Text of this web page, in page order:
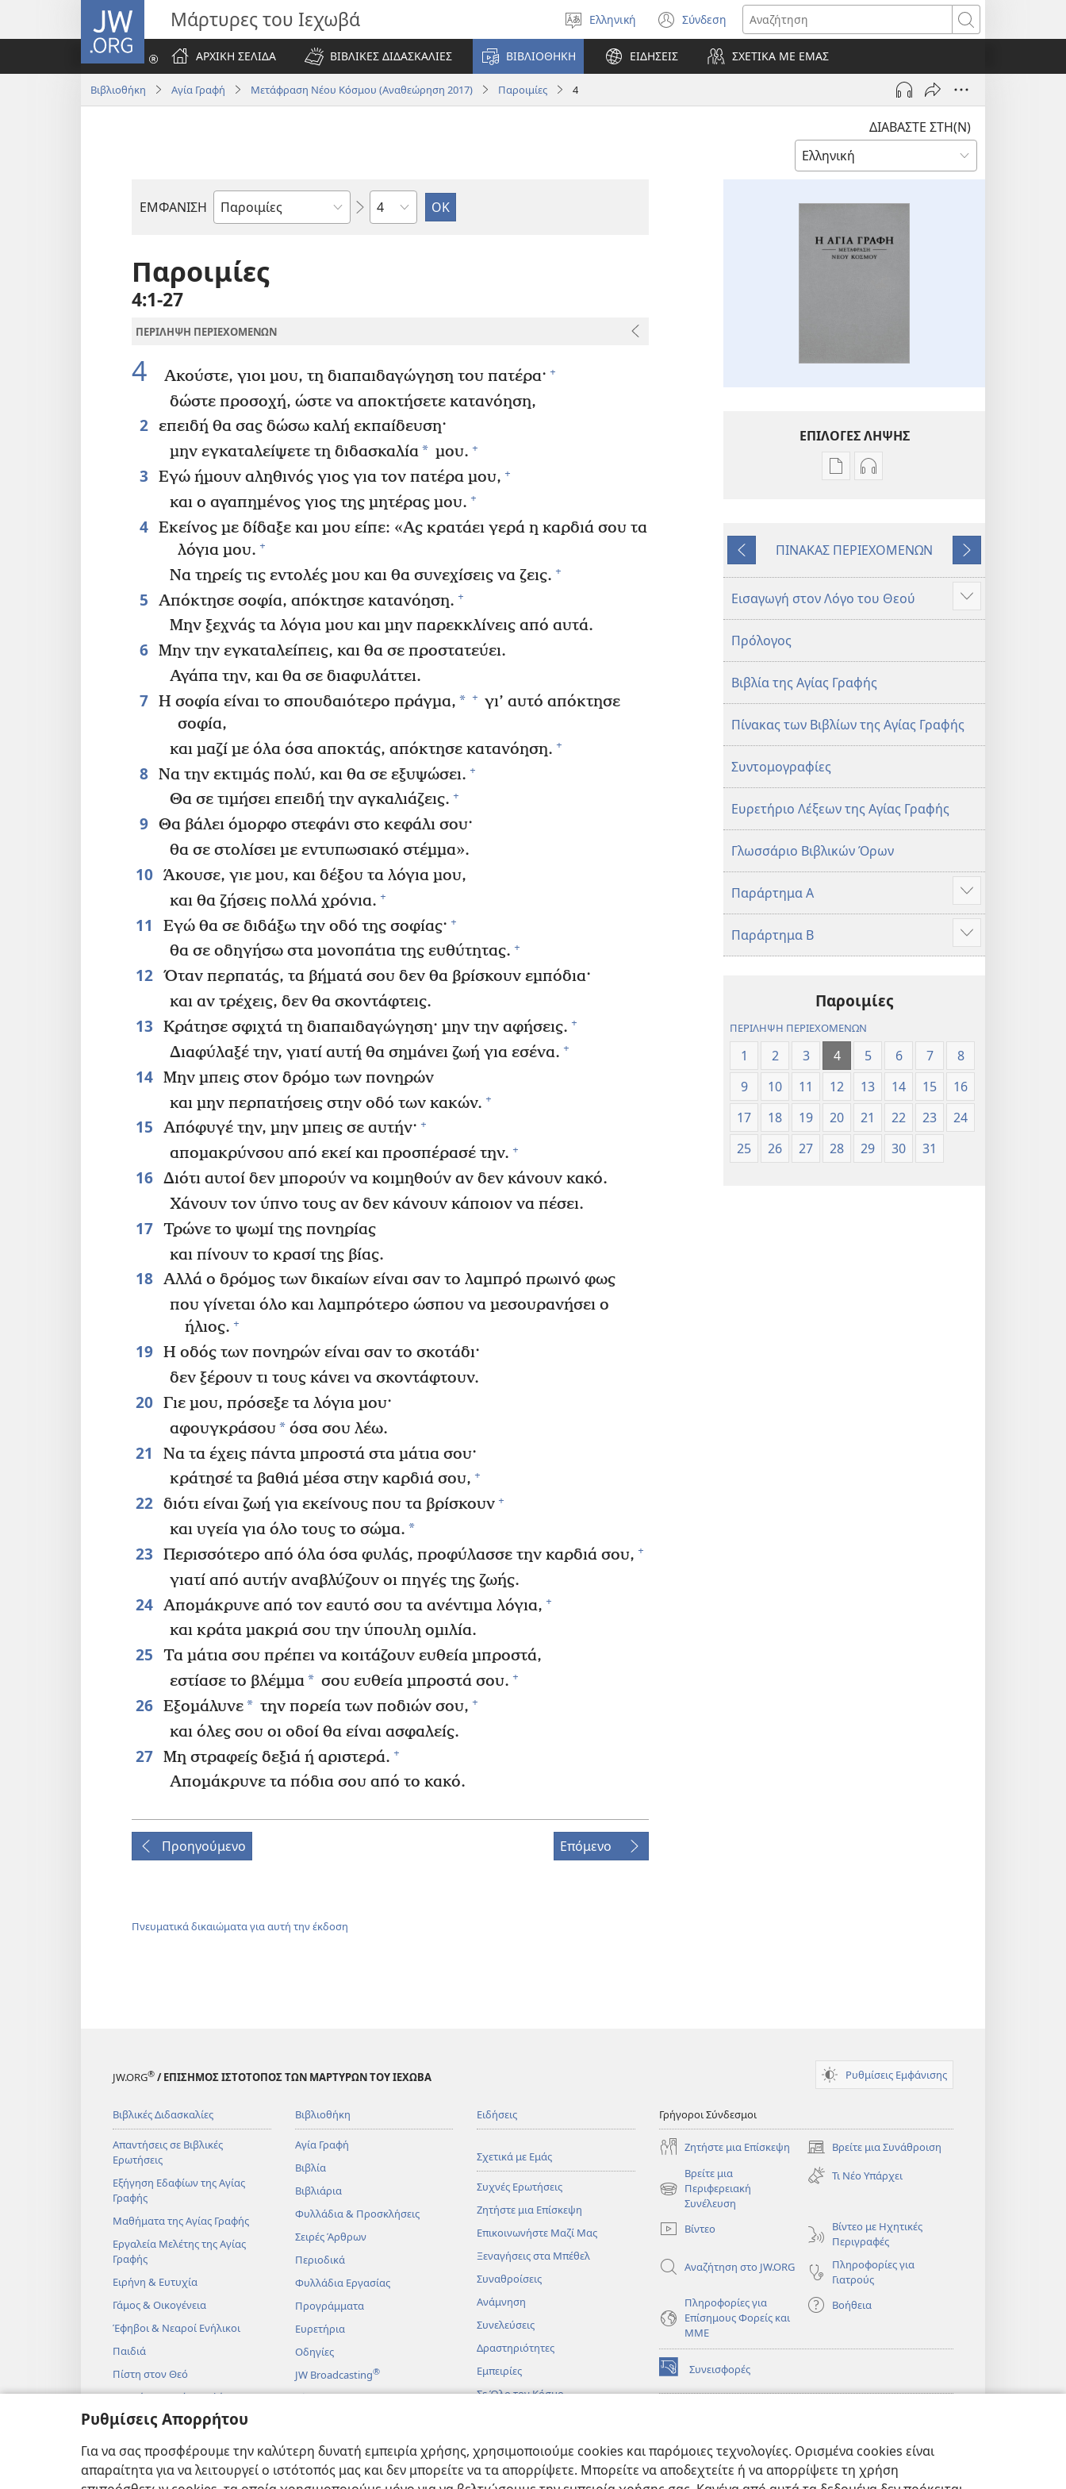
Ρυθμίσεις Απορρήτου
Για να σας προσφέρουμε την καλύτερη δυνατή εμπειρία χρήσης, χρησιμοποιούμε cookies και παρόμοιες τεχνολογίες. Ορισμένα cookies είναι
απαραίτητα για να λειτουργεί ο ιστότοπός μας και δεν μπορείτε να τα απορρίψετε. Μπορείτε να αποδεχτείτε ή να απορρίψετε τη χρήση
JW.ORG Μάρτυρες του Ιεχωβά
Επιλέξτε
γλώσσα
Ελληνική Σύνδεση
(ανοίγει
νέο
παράθυρο)
Αναζήτηση
ΑΡΧΙΚΗ ΣΕΛΙΔΑ
ΒΙΒΛΙΚΕΣ ΔΙΔΑΣΚΑΛΙΕΣ ΒΙΒΛΙΟΘΗΚΗ ΕΙΔΗΣΕΙΣ ΣΧΕΤΙΚΑ ΜΕ ΕΜΑΣ
Βιβλιοθήκη Αγία Γραφή Μετάφραση Νέου Κόσμου (Αναθεώρηση 2017) Παροιμίες 4
ΔΙΑΒΑΣΤΕ ΣΤΗ(Ν)
ΕΜΦΑΝΙΣΗ
Βιβλίο
Αγίας
Γραφής
Κεφάλαιο
Παροιμίες
4:1-27
ΠΕΡΙΛΗΨΗ ΠΕΡΙΕΧΟΜΕΝΩΝ
4 Ακούστε, γιοι μου, τη διαπαιδαγώγηση του πατέρα· +
δώστε προσοχή, ώστε να αποκτήσετε κατανόηση,
2 επειδή θα σας δώσω καλή εκπαίδευση·
μην εγκαταλείψετε τη διδασκαλία* μου. +
3 Εγώ ήμουν αληθινός γιος για τον πατέρα μου, +
και ο αγαπημένος γιος της μητέρας μου. +
4 Εκείνος με δίδαξε και μου είπε: «Ας κρατάει γερά η καρδιά σου τα
λόγια μου. +
Να τηρείς τις εντολές μου και θα συνεχίσεις να ζεις. +
5 Απόκτησε σοφία, απόκτησε κατανόηση. +
Μην ξεχνάς τα λόγια μου και μην παρεκκλίνεις από αυτά.
6 Μην την εγκαταλείπεις, και θα σε προστατεύει.
Αγάπα την, και θα σε διαφυλάττει.
7 Η σοφία είναι το σπουδαιότερο πράγμα, * + γι’ αυτό απόκτησε
σοφία,
και μαζί με όλα όσα αποκτάς, απόκτησε κατανόηση. +
8 Να την εκτιμάς πολύ, και θα σε εξυψώσει. +
Θα σε τιμήσει επειδή την αγκαλιάζεις. +
9 Θα βάλει όμορφο στεφάνι στο κεφάλι σου·
θα σε στολίσει με εντυπωσιακό στέμμα».
10 Άκουσε, γιε μου, και δέξου τα λόγια μου,
και θα ζήσεις πολλά χρόνια. +
11 Εγώ θα σε διδάξω την οδό της σοφίας· +
θα σε οδηγήσω στα μονοπάτια της ευθύτητας. +
12 Όταν περπατάς, τα βήματά σου δεν θα βρίσκουν εμπόδια·
και αν τρέχεις, δεν θα σκοντάφτεις.
13 Κράτησε σφιχτά τη διαπαιδαγώγηση· μην την αφήσεις. +
Διαφύλαξέ την, γιατί αυτή θα σημάνει ζωή για εσένα. +
14 Μην μπεις στον δρόμο των πονηρών
και μην περπατήσεις στην οδό των κακών. +
15 Απόφυγέ την, μην μπεις σε αυτήν· +
απομακρύνσου από εκεί και προσπέρασέ την. +
16 Διότι αυτοί δεν μπορούν να κοιμηθούν αν δεν κάνουν κακό.
Χάνουν τον ύπνο τους αν δεν κάνουν κάποιον να πέσει.
17 Τρώνε το ψωμί της πονηρίας
και πίνουν το κρασί της βίας.
18 Αλλά ο δρόμος των δικαίων είναι σαν το λαμπρό πρωινό φως
που γίνεται όλο και λαμπρότερο ώσπου να μεσουρανήσει ο
ήλιος. +
19 Η οδός των πονηρών είναι σαν το σκοτάδι·
δεν ξέρουν τι τους κάνει να σκοντάφτουν.
20 Γιε μου, πρόσεξε τα λόγια μου·
αφουγκράσου* όσα σου λέω.
21
Να τα έχεις πάντα μπροστά στα μάτια σου·
κράτησέ τα βαθιά μέσα στην καρδιά σου, +
22 διότι είναι ζωή για εκείνους που τα βρίσκουν +
και υγεία για όλο τους το σώμα. *
23 Περισσότερο από όλα όσα φυλάς, προφύλασσε την καρδιά σου, +
γιατί από αυτήν αναβλύζουν οι πηγές της ζωής.
24 Απομάκρυνε από τον εαυτό σου τα ανέντιμα λόγια, +
και κράτα μακριά σου την ύπουλη ομιλία.
25
Τα μάτια σου πρέπει να κοιτάζουν ευθεία μπροστά,
εστίασε το βλέμμα* σου ευθεία μπροστά σου. +
26 Εξομάλυνε* την πορεία των ποδιών σου, +
και όλες σου οι οδοί θα είναι ασφαλείς.
27 Μη στραφείς δεξιά ή αριστερά. +
Απομάκρυνε τα πόδια σου από το κακό.
Προηγούμενο Επόμενο
Πνευματικά δικαιώματα για αυτή την έκδοση
ΕΠΙΛΟΓΕΣ ΛΗΨΗΣ
Επιλογές
Αγία
—
Μετάφραση
(Αναθεώρηση
2017)
Επιλογές
Αγία
Μετάφραση
(Αναθεώρηση
2017)
Προηγούμενο
ΠΙΝΑΚΑΣ ΠΕΡΙΕΧΟΜΕΝΩΝ
Επόμενο
Εισαγωγή στον Λόγο του Θεού
Προβολή
περισσότερων
Πρόλογος
Βιβλία της Αγίας Γραφής
Πίνακας των Βιβλίων της Αγίας Γραφής
Συντομογραφίες
Ευρετήριο Λέξεων της Αγίας Γραφής
Γλωσσάριο Βιβλικών Όρων
Παράρτημα Α
Προβολή
περισσότερων
Παράρτημα Β
Προβολή
περισσότερων
Παροιμίες
ΠΕΡΙΛΗΨΗ ΠΕΡΙΕΧΟΜΕΝΩΝ
1 2 3 4 5 6 7
8
9
10 11 12 13 14 15
16
17
18 19 20 21 22 23
24
25
26 27 28 29 30 31
JW.ORG® / ΕΠΙΣΗΜΟΣ ΙΣΤΟΤΟΠΟΣ ΤΩΝ ΜΑΡΤΥΡΩΝ ΤΟΥ ΙΕΧΩΒΑ Ρυθμίσεις Εμφάνισης
Βιβλικές Διδασκαλίες
Απαντήσεις σε Βιβλικές
Ερωτήσεις
Εξήγηση Εδαφίων της Αγίας
Γραφής
Μαθήματα της Αγίας Γραφής
Εργαλεία Μελέτης της Αγίας
Γραφής
Ειρήνη & Ευτυχία
Γάμος & Οικογένεια
Έφηβοι & Νεαροί Ενήλικοι
Παιδιά
Πίστη στον Θεό
Επιστήμη & Αγία Γραφή
Ιστορία & Αγία Γραφή
Βιβλιοθήκη
Αγία Γραφή
Βιβλία
Βιβλιάρια
Φυλλάδια & Προσκλήσεις
Σειρές Άρθρων
Περιοδικά
Φυλλάδια Εργασίας
Προγράμματα
Ευρετήρια
Οδηγίες
JW Broadcasting®
Βίντεο
Ηχητικά Δράματα
Δραματοποιημένες Βιβλικές
Αναγνώσεις
Ειδήσεις
Σχετικά με Εμάς
Συχνές Ερωτήσεις
Ζητήστε μια Επίσκεψη
Επικοινωνήστε Μαζί Μας
Ξεναγήσεις στα Μπέθελ
Συναθροίσεις
Ανάμνηση
Συνελεύσεις
Δραστηριότητες
Εμπειρίες
Σε Όλο τον Κόσμο
Γρήγοροι Σύνδεσμοι
Ζητήστε μια Επίσκεψη Βρείτε μια Συνάθροιση
(ανοίγει
νέο
παράθυρο)
Βρείτε μια
Περιφερειακή
Συνέλευση
(ανοίγει
παράθυρο)
Τι Νέο Υπάρχει
Βίντεο
Βίντεο με Ηχητικές
Περιγραφές
Αναζήτηση στο JW.ORG
Πληροφορίες για
Γιατρούς
Πληροφορίες για
Επίσημους Φορείς και
ΜΜΕ
Βοήθεια
Συνεισφορές
(ανοίγει
νέο
νέο
παράθυρο)
παράθυρο)
JW Library ®
Βιβλιοθήκη της
Σκοπιάς